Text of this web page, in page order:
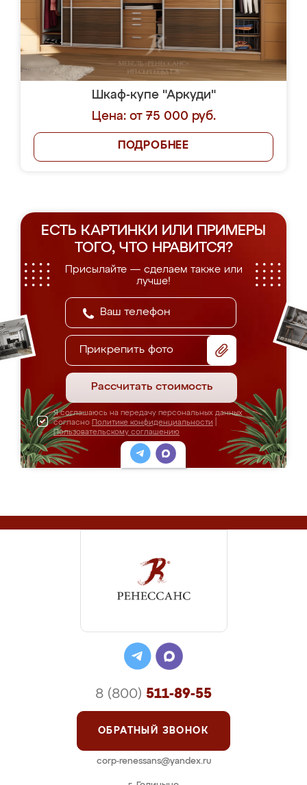
Шкаф-купе "Аркуди"
Цена: от 75 000 руб.
ПОДРОБНЕЕ
ЕСТЬ КАРТИНКИ ИЛИ ПРИМЕРЫ
ТОГО, ЧТО НРАВИТСЯ?
Присылайте — сделаем также или
лучше!
Прикрепить фото
Рассчитать стоимость
Я соглашаюсь на передачу персональных данных
согласно Политике конфиденциальности
Пользовательскому соглашению
8 (800) 511-89-55
ОБРАТНЫЙ ЗВОНОК
corp-renessans@yandex.ru